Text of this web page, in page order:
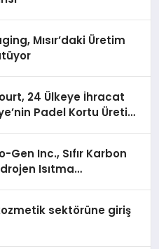
Mısır’daki Üretim
24 Ülkeye İhracat
Padel Kortu Üretim
Gen Inc., Sıfır Karbon
Isıtma
sektörüne giriş